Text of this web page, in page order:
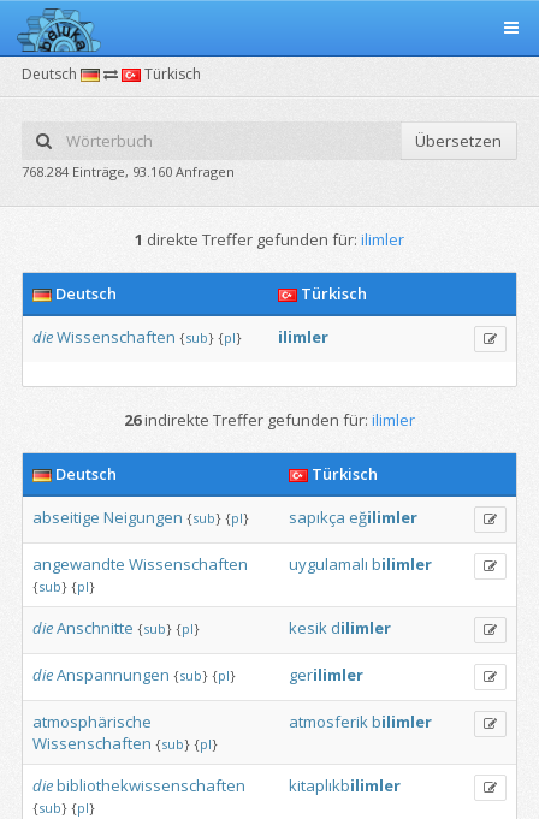
Deutsch Türkisch
Übersetzen
768.284 Einträge, 93.160 Anfragen
1 direkte Treffer gefunden für: ilimler
Deutsch
Türkisch
dieWissenschaften {sub} {pl} ilimler
26indirekte Treffer gefunden für: ilimler
Deutsch
Türkisch
abseitige Neigungen {sub} {pl} sapıkça eğilimler
angewandte Wissenschaften
{sub} {pl}
uygulamalı bilimler
dieAnschnitte {sub} {pl} kesik dilimler
dieAnspannungen {sub} {pl} gerilimler
atmosphärische
Wissenschaften {sub} {pl}
atmosferikbilimler
diebibliothekwissenschaften
{sub} {pl}
kitaplıkbilimler